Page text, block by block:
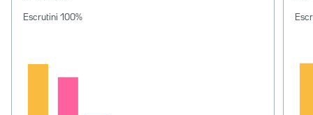
Escrutini 100%